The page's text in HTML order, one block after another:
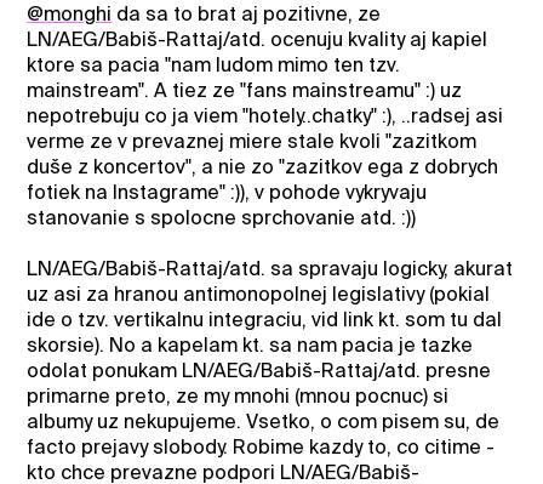
@monghi da sa to brat aj pozitivne, ze
LN/AEG/Babiš-Rattaj/atd. ocenuju kvality aj kapiel
ktore sa pacia "nam ludom mimo ten tzv.
mainstream". A tiez ze "fans mainstreamu" :) uz
nepotrebuju co ja viem "hotely..chatky" :), ..radsej asi
verme ze v prevaznej miere stale kvoli "zazitkom
duše z koncertov", a nie zo "zazitkov ega z dobrych
fotiek na Instagrame" :)), v pohode vykryvaju
stanovanie s spolocne sprchovanie atd. :))
LN/AEG/Babiš-Rattaj/atd. sa spravaju logicky, akurat
uz asi za hranou antimonopolnej legislativy (pokial
ide o tzv. vertikalnu integraciu, vid link kt. som tu dal
skorsie). No a kapelam kt. sa nam pacia je tazke
odolat ponukam LN/AEG/Babiš-Rattaj/atd. presne
primarne preto, ze my mnohi (mnou pocnuc) si
albumy uz nekupujeme. Vsetko, o com pisem su, de
facto prejavy slobody. Robime kazdy to, co citime -
kto chce prevazne podpori LN/AEG/Babiš-